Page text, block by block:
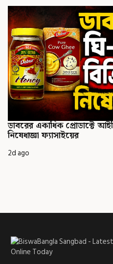
ডাবরের একাধিক প্রোডাক্টে
নিষেধাজ্ঞা ফ্যাসাইয়ের
2d ago